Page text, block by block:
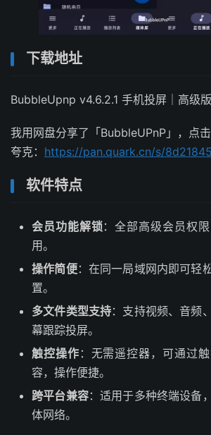
下载地址
BubbleUpnp v4.6.2.1 手机投屏｜高级版
我用网盘分享了「BubbleUPnP」，点击
夸克： https://pan.quark.cn/s/
软件特点
会员功能解锁：全部高级会员权
用。
操作简便：在同一局域网内即可轻
置。
多文件类型支持：支持视频、音频
幕跟踪投屏。
触控操作 ：无需遥控器，可通过
容，操作便捷。
跨平台兼容：适用于多种终端设备
体网络。